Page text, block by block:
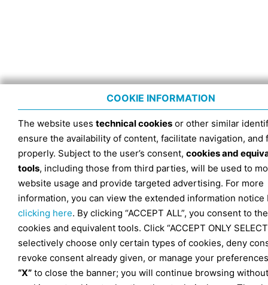
COOKIE INFORMATION
The website uses technical cookies or other similar
ensure the availability of content, facilitate navigation, and
properly. Subject to the user’s consent, cookies and
tools, including those from third parties, will be used to
website usage and provide targeted advertising. For more
information, you can view the extended information notice
clicking here. By clicking “ACCEPT ALL”, you consent to
cookies and equivalent tools. Click “ACCEPT ONLY
selectively choose only certain types of cookies, deny
revoke consent already given, or manage your
“X” to close the banner; you will continue browsing without